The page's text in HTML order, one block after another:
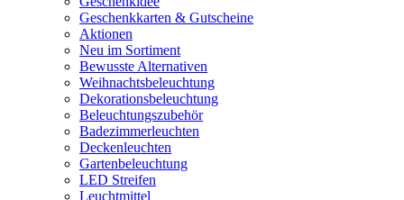
Geschenkkarten & Gutscheine
Aktionen
Neu im Sortiment
Bewusste Alternativen
Weihnachtsbeleuchtung
Dekorationsbeleuchtung
Beleuchtungszubehör
Badezimmerleuchten
Deckenleuchten
Gartenbeleuchtung
LED Streifen
Leuchtmittel